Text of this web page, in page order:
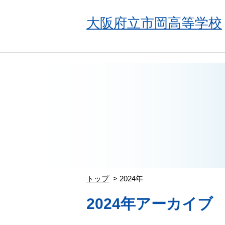
大阪府立市岡高等学校
トップ 2024年
2024年アーカイブ